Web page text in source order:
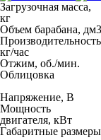
Загрузочная масса,
кг
Объем барабана, дм3
кг/час
Отжим, об./мин.
Облицовка
Напряжение, В
Мощность
двигателя, кВт
Габаритные